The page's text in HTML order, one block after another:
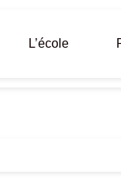
L’école